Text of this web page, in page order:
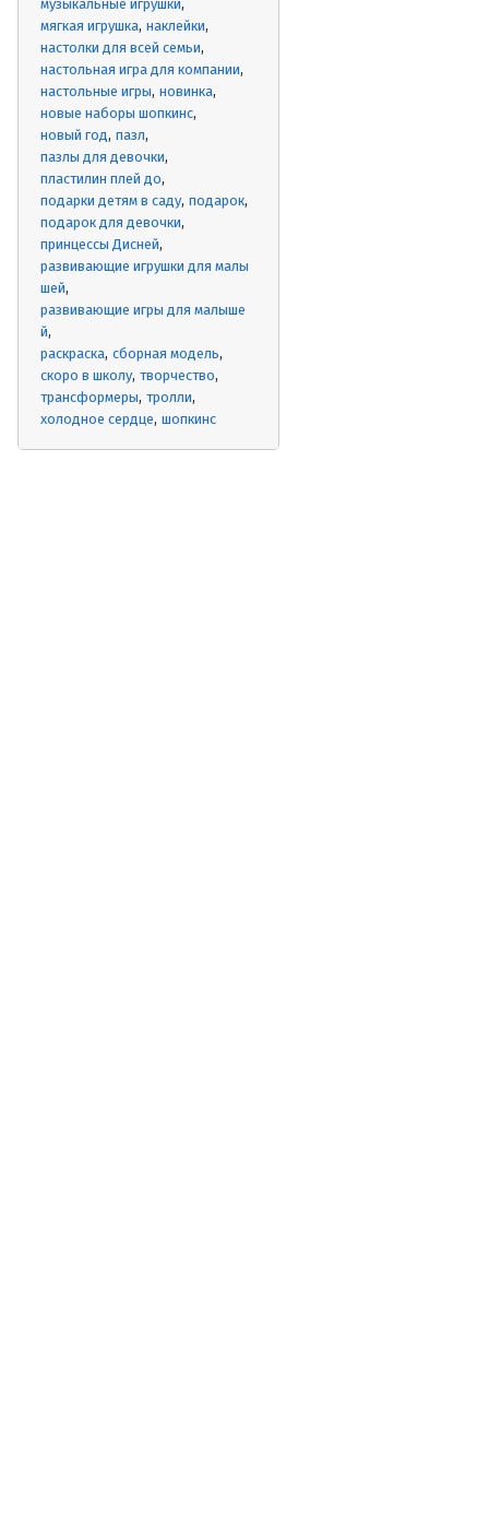
музыкальные игрушки
мягкая игрушка наклейки
настолки для всей семьи
настольная игра для компании
настольные игры новинка
новые наборы шопкинс
новый год пазл
пазлы для девочки
пластилин плей до
подарки детям в саду подарок
подарок для девочки
принцессы Дисней
развивающие игрушки для малы
шей
развивающие игры для малыше
й
раскраска сборная модель
скоро в школу творчество
трансформеры тролли
холодное сердце шопкинс